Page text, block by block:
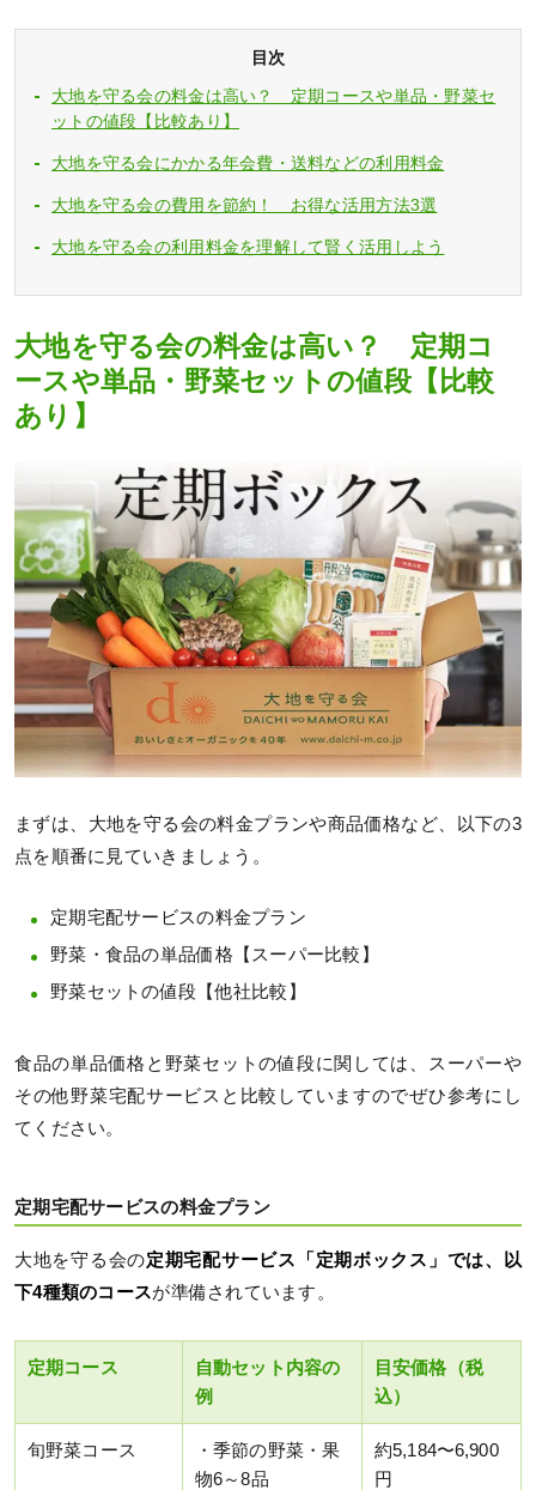
目次
大地を守る会の料金は高い？ 定期コースや単品・野菜セ
ットの値段【比較あり】
大地を守る会にかかる年会費・送料などの利用料金
大地を守る会の費用を節約！ お得な活用方法3選
大地を守る会の利用料金を理解して賢く活用しよう
大地を守る会の料金は高い？ 定期コ
ースや単品・野菜セットの値段【比較
あり】
まずは、大地を守る会の料金プランや商品価格など、以下の3
点を順番に見ていきましょう。
定期宅配サービスの料金プラン
野菜・食品の単品価格【スーパー比較】
野菜セットの値段【他社比較】
食品の単品価格と野菜セットの値段に関しては、スーパーや
その他野菜宅配サービスと比較していますのでぜひ参考にし
てください。
定期宅配サービスの料金プラン
大地を守る会の定期宅配サービス「定期ボックス」では、以
下4種類のコースが準備されています。
定期コース
自動セット内容の
例
目安価格（税
込）
旬野菜コース
・季節の野菜・果
物6～8品
約5,184〜6,900
円